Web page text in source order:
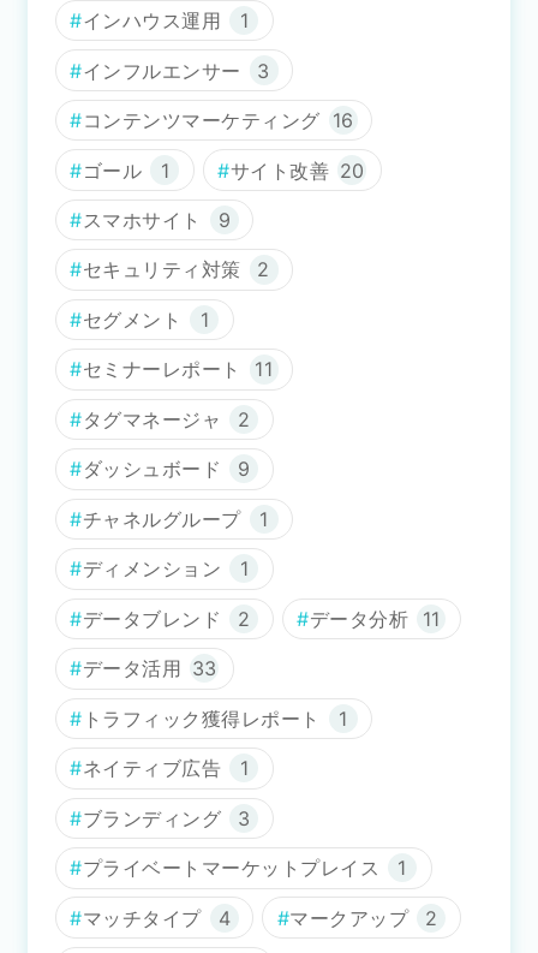
インハウス運用 1
インフルエンサー 3
コンテンツマーケティング 16
ゴール 1 サイト改善 20
スマホサイト 9
セキュリティ対策 2
セグメント 1
セミナーレポート 11
タグマネージャ 2
ダッシュボード 9
チャネルグループ 1
ディメンション 1
データブレンド 2 データ分析 11
データ活用 33
トラフィック獲得レポート 1
ネイティブ広告 1
ブランディング 3
プライベートマーケットプレイス 1
マッチタイプ 4 マークアップ 2